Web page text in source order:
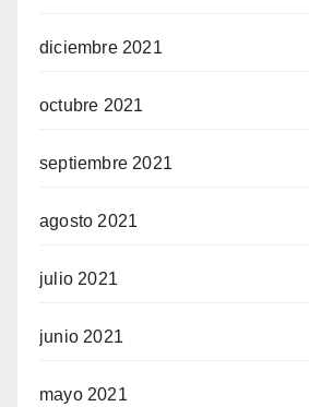
diciembre 2021
octubre 2021
septiembre 2021
agosto 2021
julio 2021
junio 2021
mayo 2021